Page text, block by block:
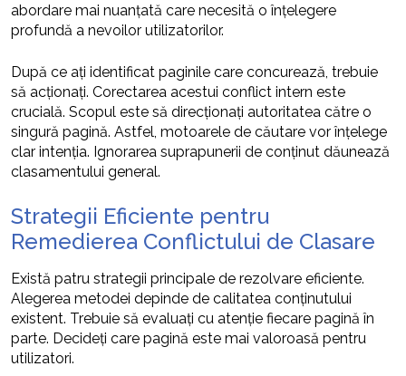
abordare mai nuanțată care necesită o înțelegere
profundă a nevoilor utilizatorilor.
După ce ați identificat paginile care concurează, trebuie
să acționați. Corectarea acestui conflict intern este
crucială. Scopul este să direcționați autoritatea către o
singură pagină. Astfel, motoarele de căutare vor înțelege
clar intenția. Ignorarea suprapunerii de conținut dăunează
clasamentului general.
Strategii Eficiente pentru
Remedierea Conflictului de Clasare
Există patru strategii principale de rezolvare eficiente.
Alegerea metodei depinde de calitatea conținutului
existent. Trebuie să evaluați cu atenție fiecare pagină în
parte. Decideți care pagină este mai valoroasă pentru
utilizatori.